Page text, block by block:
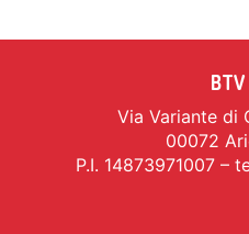
BTV
Via Variante di
00072
P.I. 14873971007 –